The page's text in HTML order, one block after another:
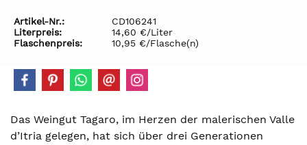
Artikel-Nr.:
CD106241
Literpreis:
14,60 €/Liter
Flaschenpreis:
10,95 €/Flasche(n)
Das Weingut Tagaro, im Herzen der malerischen Valle
d’Itria gelegen, hat sich über drei Generationen